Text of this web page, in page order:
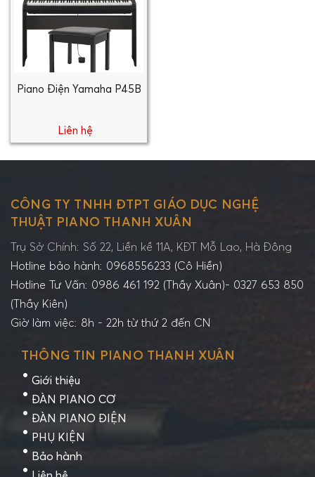
Piano Điện Yamaha P45B
Liên hệ
CÔNG TY TNHH ĐTPT GIÁO DỤC NGHỆ
THUẬT PIANO THANH XUÂN
Trụ Sở Chính: Số 22, Liền kề 11A, KĐT Mỗ Lao, Hà Đông
Hotline bảo hành: 0968556233 (Cô Hiền)
Hotline Tư Vấn: 0986 461 192 (Thầy Xuân)- 0327 653 850
(Thầy Kiên)
Giờ làm việc: 8h - 22h từ thứ 2 đến CN
THÔNG TIN PIANO THANH XUÂN
Giới thiệu
ĐÀN PIANO CƠ
ĐÀN PIANO ĐIỆN
PHỤ KIỆN
Bảo hành